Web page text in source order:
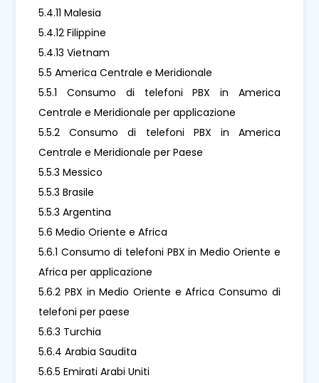
5.4.11 Malesia
5.4.12 Filippine
5.4.13 Vietnam
5.5 America Centrale e Meridionale
5.5.1 Consumo di telefoni PBX in America
Centrale e Meridionale per applicazione
5.5.2 Consumo di telefoni PBX in America
Centrale e Meridionale per Paese
5.5.3 Messico
5.5.3 Brasile
5.5.3 Argentina
5.6 Medio Oriente e Africa
5.6.1 Consumo di telefoni PBX in Medio Oriente e
Africa per applicazione
5.6.2 PBX in Medio Oriente e Africa Consumo di
telefoni per paese
5.6.3 Turchia
5.6.4 Arabia Saudita
5.6.5 Emirati Arabi Uniti